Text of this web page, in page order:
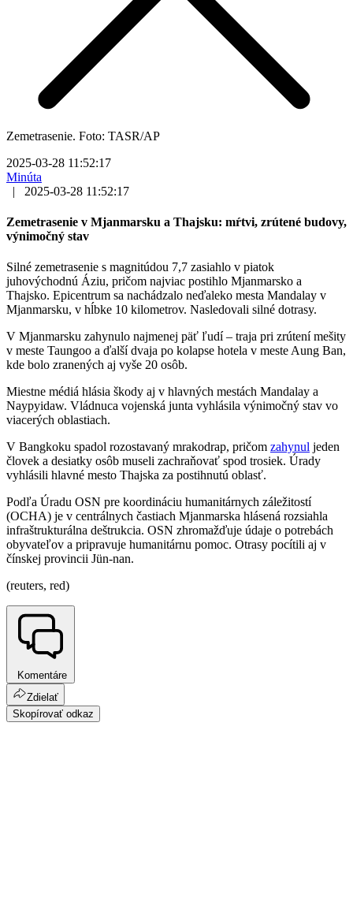
Zemetrasenie. Foto: TASR/AP
2025-03-28 11:52:17
Minúta
|
2025-03-28 11:52:17
Zemetrasenie v Mjanmarsku a Thajsku: mŕtvi, zrútené budovy,
výnimočný stav
Silné zemetrasenie s magnitúdou 7,7 zasiahlo v piatok
juhovýchodnú Áziu, pričom najviac postihlo Mjanmarsko a
Thajsko. Epicentrum sa nachádzalo neďaleko mesta Mandalay v
Mjanmarsku, v hĺbke 10 kilometrov. Nasledovali silné dotrasy.
V Mjanmarsku zahynulo najmenej päť ľudí – traja pri zrútení mešity
v meste Taungoo a ďalší dvaja po kolapse hotela v meste Aung Ban,
kde bolo zranených aj vyše 20 osôb.
Miestne médiá hlásia škody aj v hlavných mestách Mandalay a
Naypyidaw. Vládnuca vojenská junta vyhlásila výnimočný stav vo
viacerých oblastiach.
V Bangkoku spadol rozostavaný mrakodrap, pričom zahynul jeden
človek a desiatky osôb museli zachraňovať spod trosiek. Úrady
vyhlásili hlavné mesto Thajska za postihnutú oblasť.
Podľa Úradu OSN pre koordináciu humanitárnych záležitostí
(OCHA) je v centrálnych častiach Mjanmarska hlásená rozsiahla
infraštrukturálna deštrukcia. OSN zhromažďuje údaje o potrebách
obyvateľov a pripravuje humanitárnu pomoc. Otrasy pocítili aj v
čínskej provincii Jün-nan.
(reuters, red)
Komentáre
Zdielať
Skopírovať odkaz